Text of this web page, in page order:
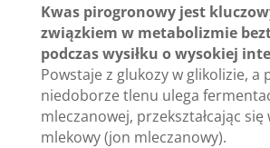
Kwas pirogronowy jest
związkiem w metabolizmie
podczas wysiłku o wysokiej
Powstaje z glukozy w glikolizie, a
niedoborze tlenu ulega
mleczanowej, przekształcając się
mlekowy (jon mleczanowy).